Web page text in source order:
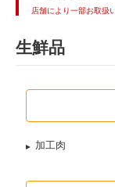
店舗により一部お取扱
生鮮品
加工肉